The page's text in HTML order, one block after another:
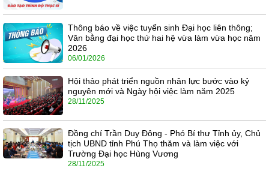
Thông báo về việc tuyển sinh Đại học liên thông;
Văn bằng đại học thứ hai hệ vừa làm vừa học năm
2026
06/01/2026
Hội thảo phát triển nguồn nhân lực bước vào kỷ
nguyên mới và Ngày hội việc làm năm 2025
28/11/2025
Đồng chí Trần Duy Đông - Phó Bí thư Tỉnh ủy, Chủ
tịch UBND tỉnh Phú Thọ thăm và làm việc với
Trường Đại học Hùng Vương
28/11/2025